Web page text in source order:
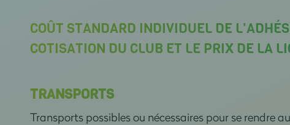
COÛT STANDARD INDIVIDUEL DE
COTISATION DU CLUB ET LE PRIX DE LA
TRANSPORTS
Transports possibles ou nécessaires pour se rendre